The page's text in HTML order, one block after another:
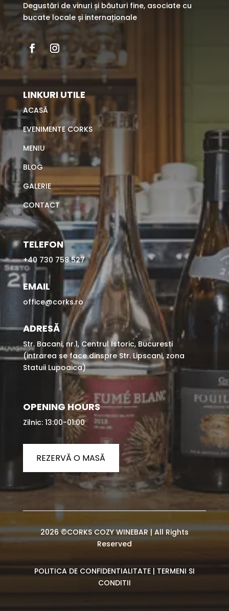
Degustări de vinuri și băuturi fine, asociate cu
bucate locale și internaționale
LINKURI UTILE
ACASĂ
EVENIMENTE CORKS
MENIU
BLOG
GALERIE
CONTACT
TELEFON
+40 730 758 527
EMAIL
office@corks.ro
ADRESĂ
Str. Bacani, nr.1, Centrul Istoric, Bucuresti
(intrarea se face dinspre Str. Lipscani, zona
Statuii Lupoaica)
OPENING HOURS
Zilnic: 13:00-01:00
REZERVĂ O MASĂ
2026 ©CORKS COZY WINEBAR | All Rights
Reserved
POLITICA DE CONFIDENTIALITATE| TERMENI SI
CONDITII